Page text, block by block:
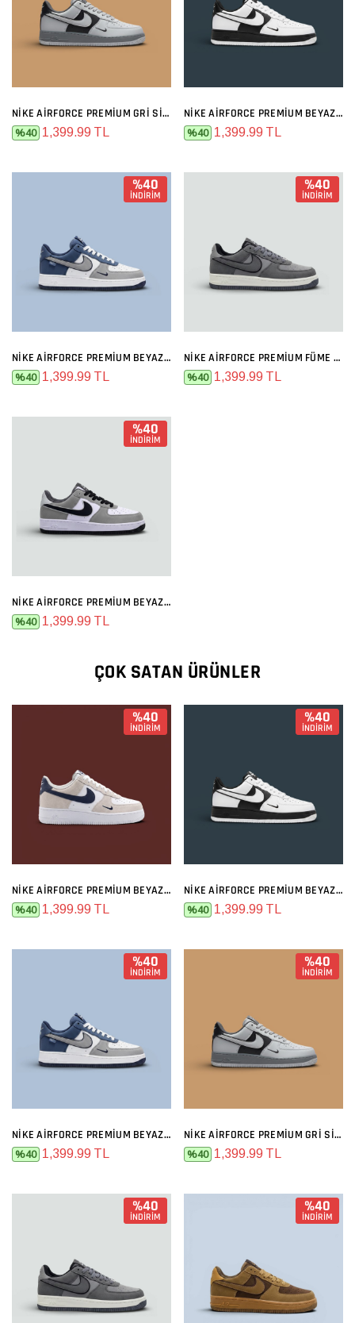
NIKE AIRFORCE PREMIUM GRI SIYAH
%40 1,399.99 TL
NIKE AIRFORCE PREMIUM BEYAZ SIYAH
%40 1,399.99 TL
%40
İNDİRİM
NIKE AIRFORCE PREMIUM BEYAZ GRI MAVI
%40 1,399.99 TL
%40
İNDİRİM
NIKE AIRFORCE PREMIUM FÜME GRI
%40 1,399.99 TL
%40
İNDİRİM
NIKE AIRFORCE PREMIUM BEYAZ GRI SIYAH
%40 1,399.99 TL
ÇOK SATAN ÜRÜNLER
%40
İNDİRİM
NIKE AIRFORCE PREMIUM BEYAZ GRI LACIVERT
%40 1,399.99 TL
%40
İNDİRİM
NIKE AIRFORCE PREMIUM BEYAZ SIYAH
%40 1,399.99 TL
%40
İNDİRİM
NIKE AIRFORCE PREMIUM BEYAZ GRI MAVI
%40 1,399.99 TL
%40
İNDİRİM
NIKE AIRFORCE PREMIUM GRI SIYAH
%40 1,399.99 TL
%40
İNDİRİM
%40
İNDİRİM